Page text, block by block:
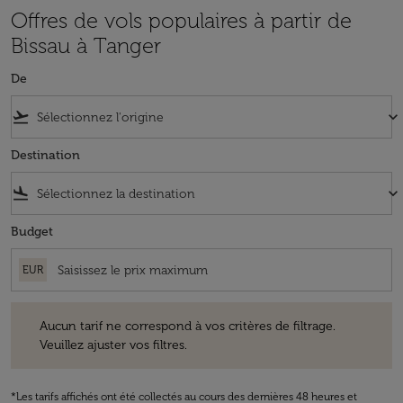
Offres de vols populaires à partir de
Bissau à Tanger
De
flight_takeoff keyboard_arrow_down
Destination
flight_land keyboard_arrow_down
Budget
EUR
Aucun tarif ne correspond à vos critères de filtrage.
Veuillez ajuster vos filtres.
*Les tarifs affichés ont été collectés au cours des dernières 48 heures et